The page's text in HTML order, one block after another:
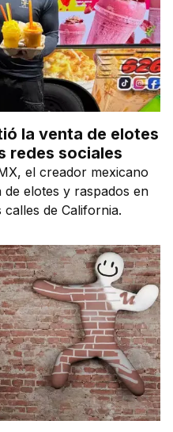
la venta de elotes
redes sociales
el creador mexicano
elotes y raspados en
de California.